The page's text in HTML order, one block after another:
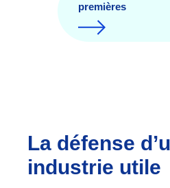
premières
La défense
industrie utile